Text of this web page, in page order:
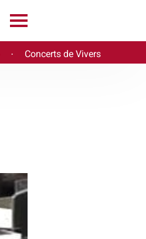
· Concerts de Vivers